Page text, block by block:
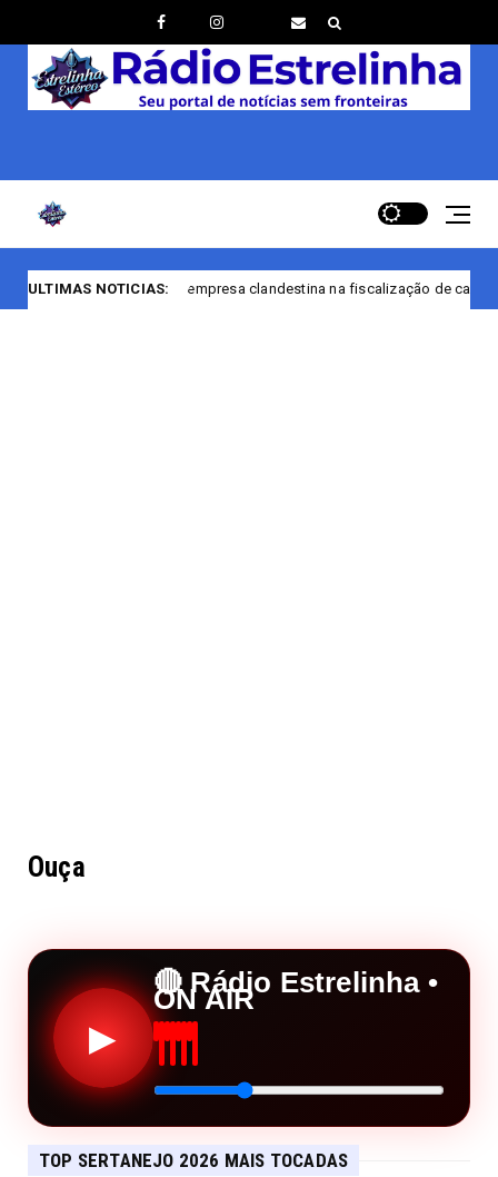
ULTIMAS NOTICIAS:
encerra empresa clandestina na fiscalização de casas noturnas de
Ouça
▶
🔴 Rádio Estrelinha •
ON AIR
TOP SERTANEJO 2026 MAIS TOCADAS